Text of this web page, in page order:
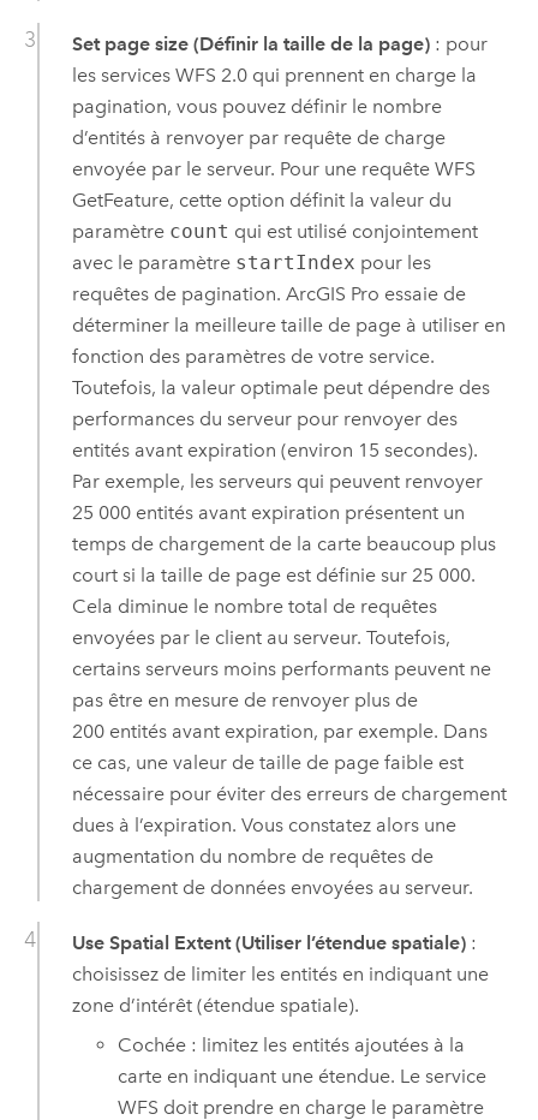
Set page size (Définir la taille de la page): pour
les services WFS 2.0 qui prennent en charge la
pagination, vous pouvez définir le nombre
d’entités à renvoyer par requête de charge
envoyée par le serveur. Pour une requête WFS
GetFeature, cette option définit la valeur du
paramètre count qui est utilisé conjointement
avec le paramètre startIndex pour les
requêtes de pagination. ArcGIS Pro essaie de
déterminer la meilleure taille de page à utiliser en
fonction des paramètres de votre service.
Toutefois, la valeur optimale peut dépendre des
performances du serveur pour renvoyer des
entités avant expiration (environ 15 secondes).
Par exemple, les serveurs qui peuvent renvoyer
25 000 entités avant expiration présentent un
temps de chargement de la carte beaucoup plus
court si la taille de page est définie sur 25 000.
Cela diminue le nombre total de requêtes
envoyées par le client au serveur. Toutefois,
certains serveurs moins performants peuvent ne
pas être en mesure de renvoyer plus de
200 entités avant expiration, par exemple. Dans
ce cas, une valeur de taille de page faible est
nécessaire pour éviter des erreurs de chargement
dues à l’expiration. Vous constatez alors une
augmentation du nombre de requêtes de
chargement de données envoyées au serveur.
Use Spatial Extent (Utiliser l’étendue spatiale):
choisissez de limiter les entités en indiquant une
zone d’intérêt (étendue spatiale).
Cochée : limitez les entités ajoutées à la
carte en indiquant une étendue. Le service
WFS doit prendre en charge le paramètre